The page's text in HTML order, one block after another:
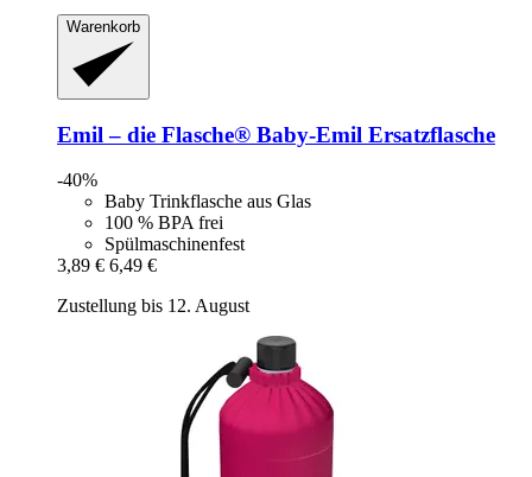
Warenkorb
Emil – die Flasche® Baby-​Emil Ersatzflasche
-40%
Baby Trinkflasche aus Glas
100 % BPA frei
Spülmaschinenfest
3,89 € 6,49 €
Zustellung bis 12. August